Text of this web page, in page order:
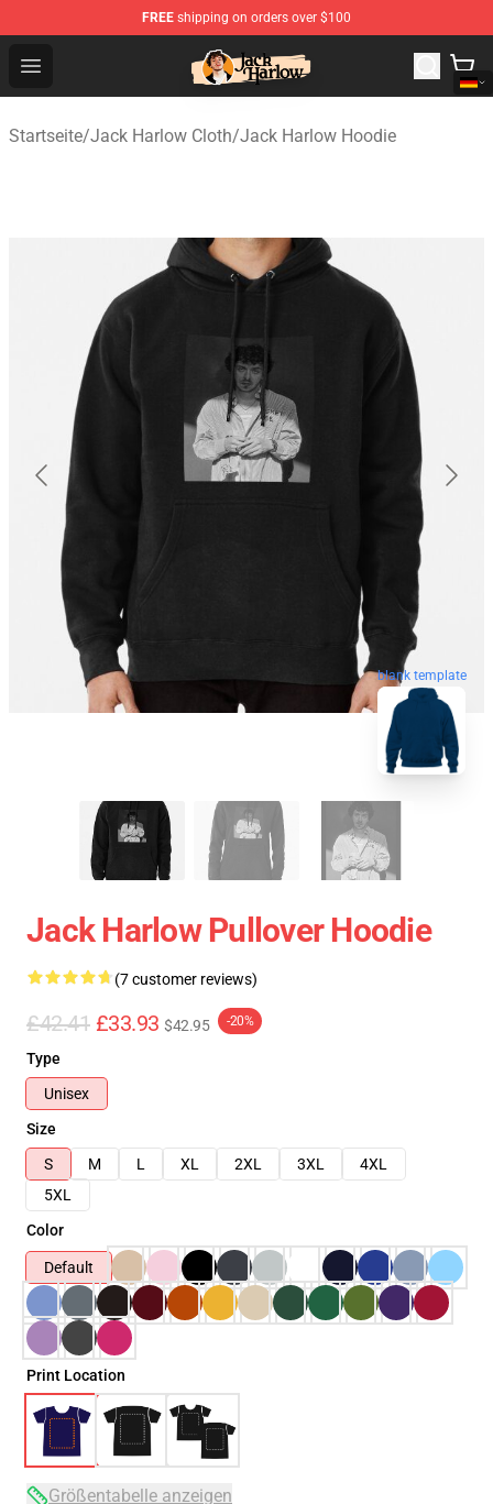
FREE shipping on orders over $100
Open menu
Jack Harlow Shop - Official Jack Harlow Merchandise
Startseite/Jack Harlow Cloth/Jack Harlow Hoodie
blank template
Jack Harlow Pullover Hoodie
(7 customer reviews)
£42.41 £33.93 $42.95 -20%
Type
Unisex
Size
S
M L XL 2XL 3XL
4XL
5XL
Color
Default
Print Location
Größentabelle anzeigen